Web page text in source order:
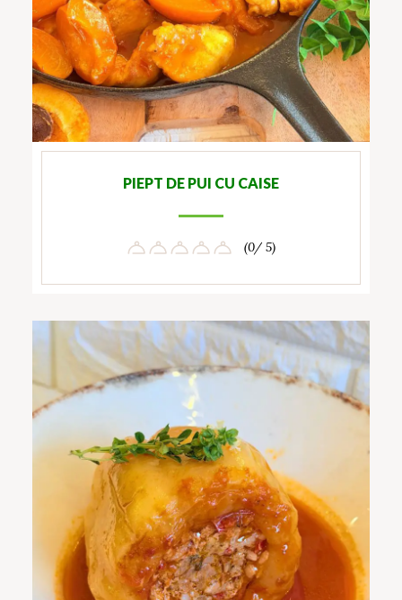
PIEPT DE PUI CU CAISE
(0/ 5)